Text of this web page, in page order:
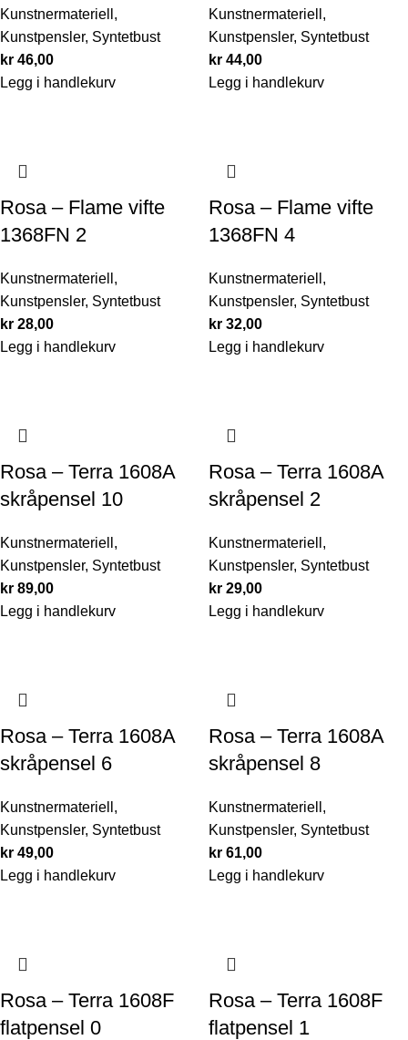
Kunstnermateriell ,
Kunstpensler, Syntetbust
kr 46,00
Legg i handlekurv
Kunstnermateriell ,
Kunstpensler, Syntetbust
kr 44,00
Legg i handlekurv
Rosa – Flame vifte
1368FN 2
Kunstnermateriell ,
Kunstpensler, Syntetbust
kr 28,00
Legg i handlekurv
Rosa – Flame vifte
1368FN 4
Kunstnermateriell ,
Kunstpensler, Syntetbust
kr 32,00
Legg i handlekurv
Rosa – Terra 1608A
skråpensel 10
Kunstnermateriell ,
Kunstpensler, Syntetbust
kr 89,00
Legg i handlekurv
Rosa – Terra 1608A
skråpensel 2
Kunstnermateriell ,
Kunstpensler, Syntetbust
kr 29,00
Legg i handlekurv
Rosa – Terra 1608A
skråpensel 6
Kunstnermateriell ,
Kunstpensler, Syntetbust
kr 49,00
Legg i handlekurv
Rosa – Terra 1608A
skråpensel 8
Kunstnermateriell ,
Kunstpensler, Syntetbust
kr 61,00
Legg i handlekurv
Rosa – Terra 1608F
flatpensel 0
Rosa – Terra 1608F
flatpensel 1